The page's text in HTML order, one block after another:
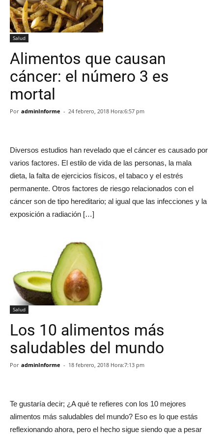
Salud
Alimentos que causan
cáncer: el número 3 es
mortal
Por adminInforme - 24 febrero, 2018 Hora:6:57 pm
Diversos estudios han revelado que el cáncer es causado por
varios factores. El estilo de vida de las personas, la mala
dieta, la falta de ejercicios físicos, el tabaco y el estrés
permanente. Otros factores de riesgo relacionados con el
cáncer son de tipo hereditario; al igual que las infecciones y la
exposición a radiación […]
Salud
Los 10 alimentos más
saludables del mundo
Por adminInforme - 18 febrero, 2018 Hora:7:13 pm
Te gustaría decir; ¿A qué te refieres con los 10 mejores
alimentos más saludables del mundo? Eso es lo que estás
reflexionando ahora, pero el hecho sigue siendo que a pesar